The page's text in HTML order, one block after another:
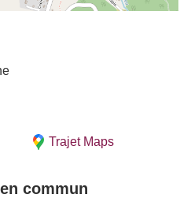
Trajet Maps
commun